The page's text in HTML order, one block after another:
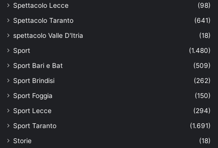
Spettacolo Lecce
(98)
Spettacolo Taranto
(641)
spettacolo Valle D'Itria
(18)
Sport
(1.480)
Sport Bari e Bat
(509)
Sport Brindisi
(262)
Sport Foggia
(150)
Sport Lecce
(294)
Sport Taranto
(1.691)
Storie
(18)